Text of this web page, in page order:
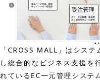
「CROSS MALL」はシス
し総合的なビジネス支援を
れているEC一元管理システ